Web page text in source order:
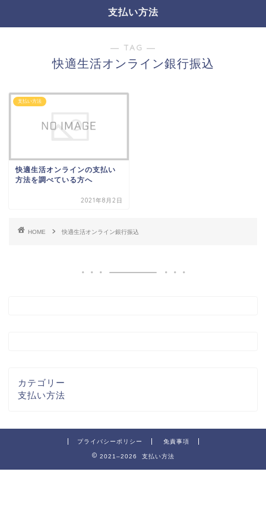
支払い方法
― TAG ―
快適生活オンライン銀行振込
支払い方法
快適生活オンラインの支払い
方法を調べている方へ
2021年8月2日
HOME 快適生活オンライン銀行振込
カテゴリー
支払い方法
プライバシーポリシー 免責事項
2021–2026 支払い方法